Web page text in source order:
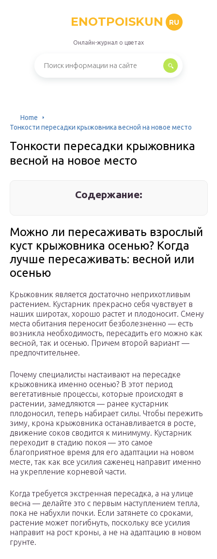
ENOTPOISKUN RU
Онлайн-журнал о цветах
Home
Тонкости пересадки крыжовника весной на новое место
Тонкости пересадки крыжовника
весной на новое место
Содержание:
Можно ли пересаживать взрослый
куст крыжовника осенью? Когда
лучше пересаживать: весной или
осенью
Крыжовник является достаточно неприхотливым
растением. Кустарник прекрасно себя чувствует в
наших широтах, хорошо растет и плодоносит. Смену
места обитания переносит безболезненно — есть
возникла необходимость, пересадить его можно как
весной, так и осенью. Причем второй вариант —
предпочтительнее.
Почему специалисты настаивают на пересадке
крыжовника именно осенью? В этот период
вегетативные процессы, которые происходят в
растении, замедляются — ранее кустарник
плодоносил, теперь набирает силы. Чтобы пережить
зиму, крона крыжовника останавливается в росте,
движение соков сводится к минимуму. Кустарник
переходит в стадию покоя — это самое
благоприятное время для его адаптации на новом
месте, так как все усилия саженец направит именно
на укрепление корневой части.
Когда требуется экстренная пересадка, а на улице
весна — делайте это с первым наступлением тепла,
пока не набухли почки. Если затянете со сроками,
растение может погибнуть, поскольку все усилия
направит на рост кроны, а не на адаптацию в новом
грунте.